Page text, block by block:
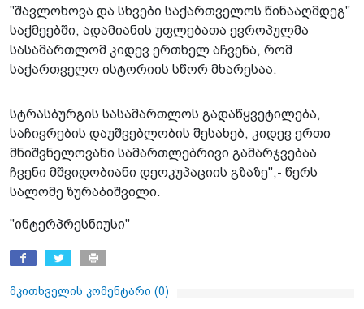
"შავლოხოვა და სხვები საქართველოს წინააღმდეგ"
საქმეებში, ადამიანის უფლებათა ევროპულმა
სასამართლომ კიდევ ერთხელ აჩვენა, რომ
საქართველო ისტორიის სწორ მხარესაა.
სტრასბურგის სასამართლოს გადაწყვეტილება,
საჩივრების დაუშვებლობის შესახებ, კიდევ ერთი
მნიშვნელოვანი სამართლებრივი გამარჯვებაა
ჩვენი მშვიდობიანი დეოკუპაციის გზაზე",- წერს
სალომე ზურაბიშვილი.
"ინტერპრესნიუსი"
მკითხველის კომენტარი (0)